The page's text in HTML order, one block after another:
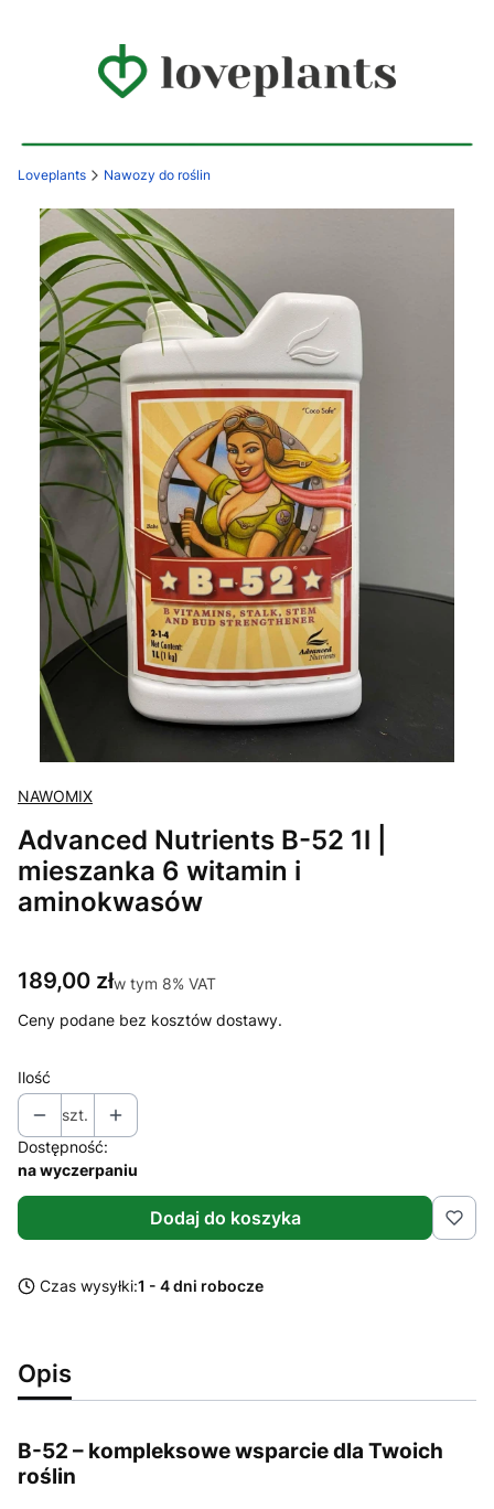
Loveplants Nawozy do roślin
NAWOMIX
Advanced Nutrients B-52 1l |
mieszanka 6 witamin i
aminokwasów
Cena
189,00 złw tym 8% VAT
w tym 8% VAT
Ceny podane bez kosztów dostawy.
Ilość
szt.
Dostępność:
na wyczerpaniu
Dodaj do koszyka
Czas wysyłki:1 - 4 dni robocze
Opis
B-52 – kompleksowe wsparcie dla Twoich
roślin